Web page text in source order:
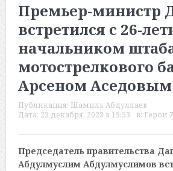
Премьер-министр
встретился с 26-
начальником
мотострелкового
Арсеном Аседовым
Публикация: Шамиль Абдуллаев
Дата: 23 декабря, 2023 в 19:53 в: Герои Z
Председатель правительства
Абдулмуслим Абдулмуслимов